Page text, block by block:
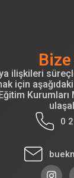
Bize
ilişkileri
için
0